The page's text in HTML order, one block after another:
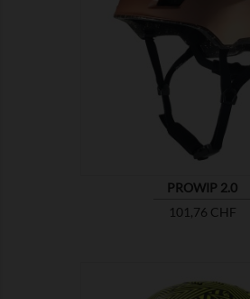
PROWIP 2.0
Prix
101,76 CHF
